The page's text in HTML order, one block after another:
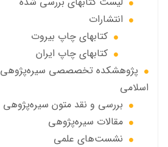
انتشارات
كتابهاي چاپ بيروت
كتابهاي چاپ ايران
پژوهشكده تخصصصى سیره‌پژوهی
اسلامی
بررسی و نقد متون سیره‌پژوهی
مقالات سيره‌پژوهى
نشست‌های علمی